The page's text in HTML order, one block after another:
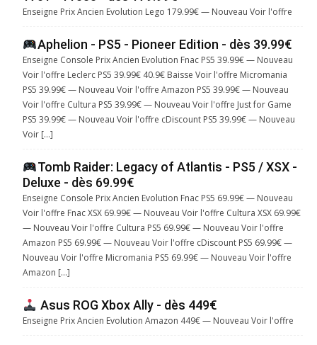
Enseigne Prix Ancien Evolution Lego 179.99€ — Nouveau Voir l'offre
Aphelion - PS5 - Pioneer Edition - dès 39.99€
Enseigne Console Prix Ancien Evolution Fnac PS5 39.99€ — Nouveau
Voir l'offre Leclerc PS5 39.99€ 40.9€ Baisse Voir l'offre Micromania
PS5 39.99€ — Nouveau Voir l'offre Amazon PS5 39.99€ — Nouveau
Voir l'offre Cultura PS5 39.99€ — Nouveau Voir l'offre Just for Game
PS5 39.99€ — Nouveau Voir l'offre cDiscount PS5 39.99€ — Nouveau
Voir […]
Tomb Raider: Legacy of Atlantis - PS5 / XSX -
Deluxe - dès 69.99€
Enseigne Console Prix Ancien Evolution Fnac PS5 69.99€ — Nouveau
Voir l'offre Fnac XSX 69.99€ — Nouveau Voir l'offre Cultura XSX 69.99€
— Nouveau Voir l'offre Cultura PS5 69.99€ — Nouveau Voir l'offre
Amazon PS5 69.99€ — Nouveau Voir l'offre cDiscount PS5 69.99€ —
Nouveau Voir l'offre Micromania PS5 69.99€ — Nouveau Voir l'offre
Amazon […]
Asus ROG Xbox Ally - dès 449€
Enseigne Prix Ancien Evolution Amazon 449€ — Nouveau Voir l'offre